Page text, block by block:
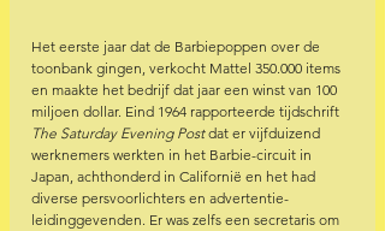
Het eerste jaar dat de Barbiepoppen over de
toonbank gingen, verkocht Mattel 350.000 items
en maakte het bedrijf dat jaar een winst van 100
miljoen dollar. Eind 1964 rapporteerde tijdschrift
The Saturday Evening Post dat er vijfduizend
werknemers werkten in het Barbie-circuit in
Japan, achthonderd in Californië en het had
diverse persvoorlichters en advertentie-
leidinggevenden. Er was zelfs een secretaris om